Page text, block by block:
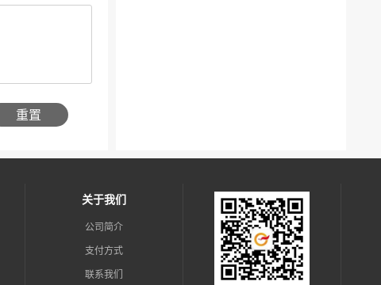
重置
关于我们
公司简介
支付方式
联系我们